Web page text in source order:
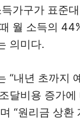
가구가 표준
월 소득의
의미다.
“내년 초까지
달비용 증가
“원리금 상환